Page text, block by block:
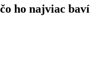
ho najviac baví